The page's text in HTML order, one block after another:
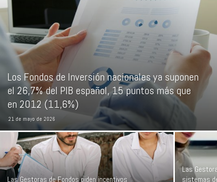
Los Fondos de Inversión nacionales ya suponen
el 26,7% del PIB español, 15 puntos más que
en 2012 (11,6%)
21 de mayo de 2026
Las Gestoras de Fondos piden incentivos
Las
sistemas